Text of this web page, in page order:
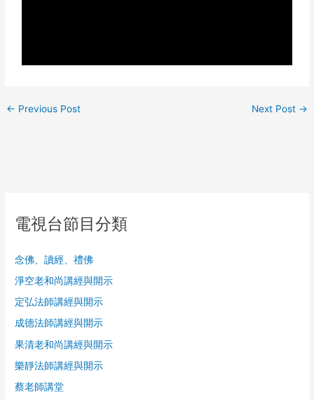
← Previous Post Next Post →
電視台節目分類
念佛、讀經、禮佛
淨空老和尚講經與開示
定弘法師講經與開示
成德法師講經與開示
果清老和尚講經與開示
樂靜法師講經與開示
蔡老師講堂